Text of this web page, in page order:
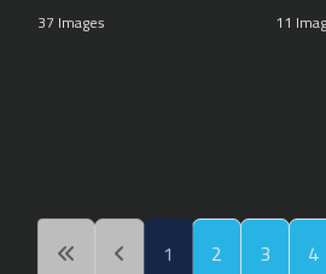
37 Images 11
1 2 3 4